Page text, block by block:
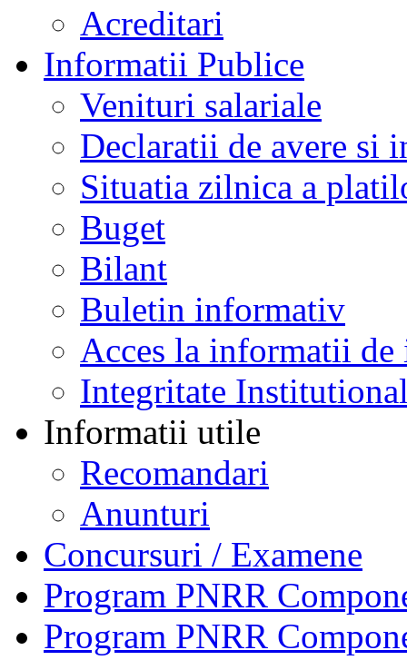
Acreditari
Informatii Publice
Venituri salariale
Declaratii de avere si
Situatia zilnica a
Buget
Bilant
Buletin informativ
Acces la informatii de
Integritate
Informatii utile
Recomandari
Anunturi
Concursuri / Examene
Program PNRR
Program PNRR